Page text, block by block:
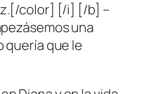
color] [/i] [/b] –
una
quería que le